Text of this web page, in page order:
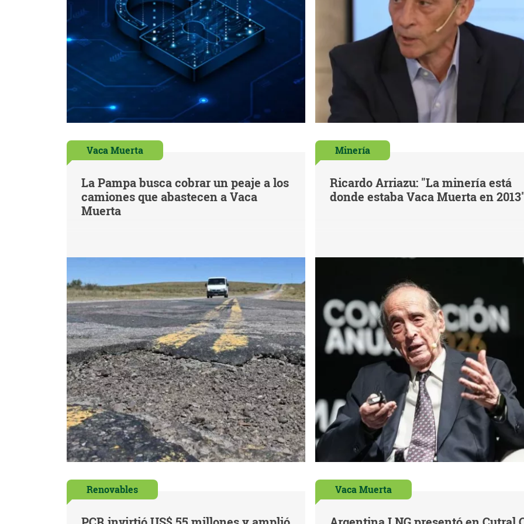
Vaca Muerta
La Pampa busca cobrar un peaje a los
camiones que abastecen a Vaca
Muerta
Minería
Ricardo Arriazu: "La minería está
donde estaba Vaca Muerta en
Renovables Vaca Muerta